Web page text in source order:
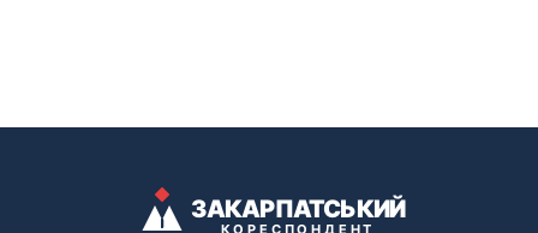
ЗАКАРПАТСЬКИЙ
КОРЕСПОНДЕНТ